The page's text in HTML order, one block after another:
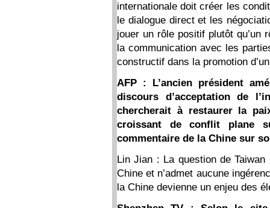
internationale doit créer les
le dialogue direct et les
jouer un rôle positif plutôt qu’un
la communication avec les
constructif dans la promotion
AFP : L’ancien président
discours d’acceptation de
chercherait à restaurer la
croissant de conflit plane
commentaire de la Chine sur
Lin Jian : La question de
Chine et n’admet aucune
la Chine devienne un enjeu des